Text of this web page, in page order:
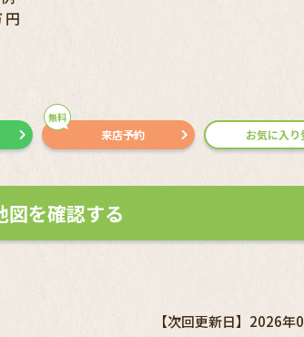
無料
来店予約 お気に入り
図を確認する
【次回更新日】2026年